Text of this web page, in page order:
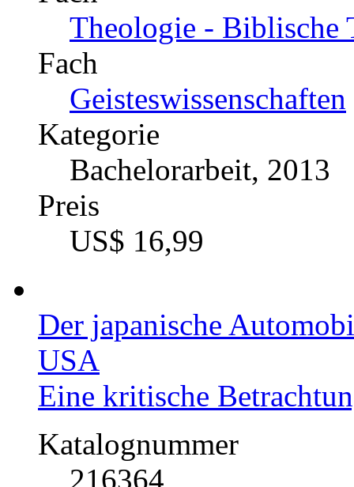
Katalognummer
298115
Autor
Sarah K. Weber
Fach
Theologie - Biblische
Fach
Kategorie
Bachelorarbeit, 2013
Preis
US$ 16,99